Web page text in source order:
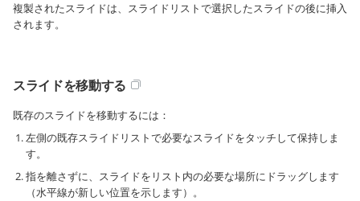
複製されたスライドは、スライドリストで選択したスライドの後に挿入
されます。
スライドを移動する
既存のスライドを移動するには：
左側の既存スライドリストで必要なスライドをタッチして保持しま
す。
指を離さずに、スライドをリスト内の必要な場所にドラッグします
（水平線が新しい位置を示します）。